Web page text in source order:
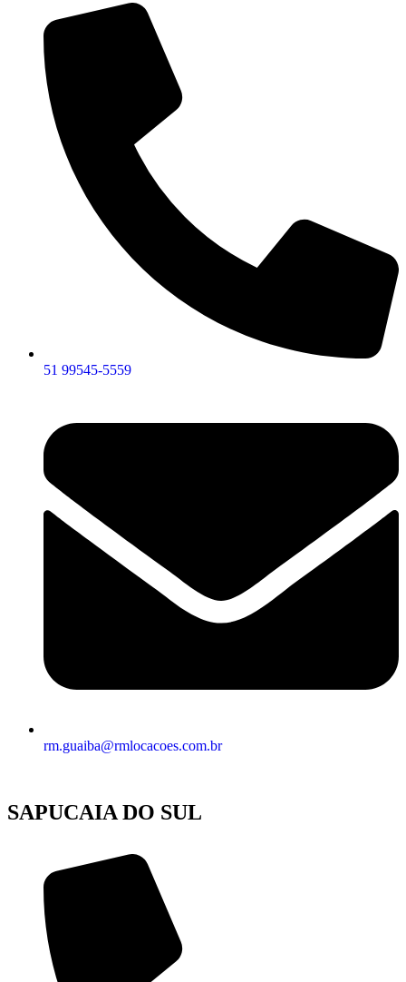
51 99545-5559
rm.guaiba@rmlocacoes.com.br
SAPUCAIA DO SUL